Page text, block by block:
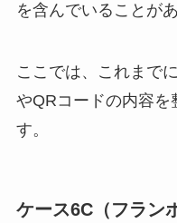
を含んでいることが
ここでは、これまで
やQRコードの内容を
す。
ケース6C（フラン